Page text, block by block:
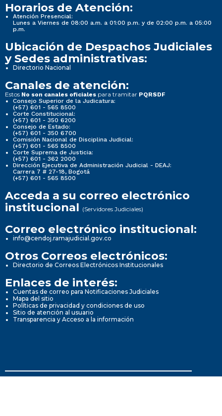
Horarios de Atención:
Atención Presencial:
Lunes a Viernes de 08:00 a.m. a 01:00 p.m. y de 02:00 p.m. a 05:00
p.m.
Ubicación de Despachos Judiciales
y Sedes administrativas:
Directorio Nacional
Canales de atención:
Estos No son canales oficiales para tramitar PQRSDF
Consejo Superior de la Judicatura:
(+57) 601 - 565 8500
Corte Constitucional:
(+57) 601 - 350 6200
Consejo de Estado:
(+57) 601 - 350 6700
Comisión Nacional de Disciplina Judicial:
(+57) 601 - 565 8500
Corte Suprema de Justicia:
(+57) 601 - 362 2000
Dirección Ejecutiva de Administración Judicial - DEAJ:
Carrera 7 # 27-18, Bogotá
(+57) 601 - 565 8500
Acceda a su correo electrónico
institucional (Servidores Judiciales)
Correo electrónico institucional:
info@cendoj.ramajudicial.gov.co
Otros Correos electrónicos:
Directorio de Correos Electrónicos Institucionales
Enlaces de interés:
Cuentas de correo para Notificaciones Judiciales
Mapa del sitio
Políticas de privacidad y condiciones de uso
Sitio de atención al usuario
Transparencia y Acceso a la información